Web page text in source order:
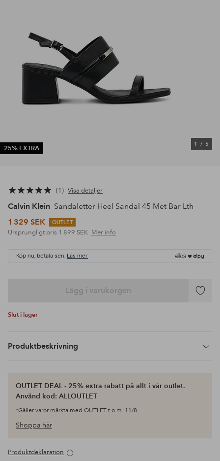
25% EXTRA
1 / 5
1 Visa detaljer
Calvin Klein Sandaletter Heel Sandal 45 Met Bar Lth
1 329 SEK
OUTLET
Ursprungligt pris 1 899 SEK Mer info
Köp nu, betala sen. Läs mer
Lägg i varukorgen
Lägg
Slut i lager
Produktbeskrivning
OUTLET DEAL - 25% extra rabatt på allt i vår outlet.
Använd kod: ALLOUTLET
*Gäller varor märkta med OUTLET t.o.m. 11/8.
Shoppa här
Produktdeklaration